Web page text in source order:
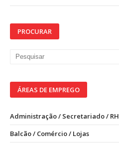
PROCURAR
ÁREAS DE EMPREGO
Administração / Secretariado / RH
Balcão / Comércio / Lojas